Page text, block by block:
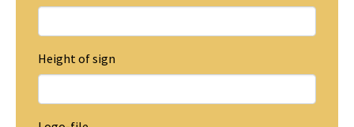
Height of sign